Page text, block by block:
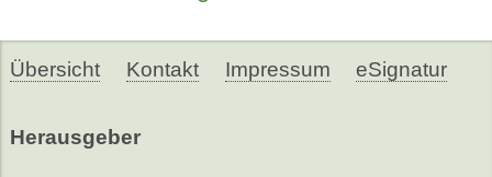
Übersicht Kontakt Impressum eSignatur
Herausgeber